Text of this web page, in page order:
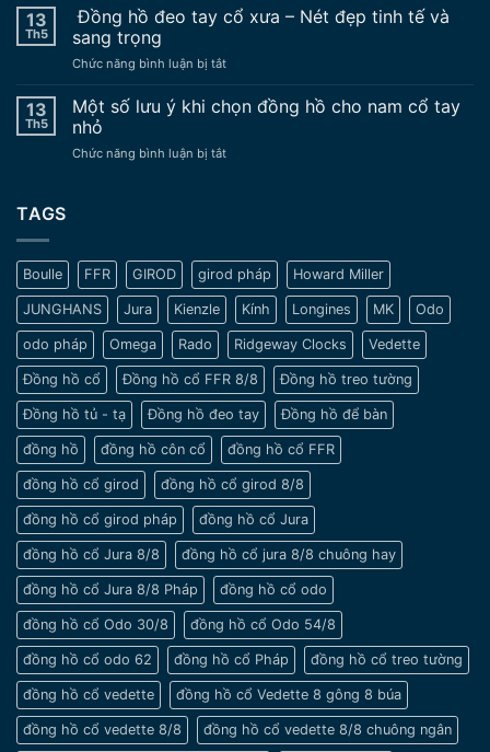
dụng
nâng
chế
hồ
Mido
tay
Vẻ
Đẹp
Tồn
13
Th5
Đồng hồ đeo tay cổ xưa – Nét đẹp tinh tế và
sang trọng
Chức năng bình luận bị tắtở
đeo
cổ
tế
và
sang
trọng
13
Th5
Một số lưu ý khi chọn đồng hồ cho nam cổ tay
nhỏ
Chức năng bình luận bị tắtở
chọn
đồng
hồ
cho
nam
cổ
tay
nhỏ
TAGS
Boulle FFR GIROD girod pháp Howard Miller
JUNGHANS Jura Kienzle Kính Longines MK Odo
odo pháp Omega Rado Ridgeway Clocks Vedette
Đồng hồ cổ Đồng hồ cổ FFR 8/8 Đồng hồ treo tường
Đồng hồ tủ - tạ Đồng hồ đeo tay Đồng hồ để bàn
đồng hồ đồng hồ côn cổ đồng hồ cổ FFR
đồng hồ cổ girod đồng hồ cổ girod 8/8
đồng hồ cổ girod pháp đồng hồ cổ Jura
đồng hồ cổ Jura 8/8 đồng hồ cổ jura 8/8 chuông hay
đồng hồ cổ Jura 8/8 Pháp đồng hồ cổ odo
đồng hồ cổ Odo 30/8 đồng hồ cổ Odo 54/8
đồng hồ cổ odo 62 đồng hồ cổ Pháp đồng hồ cổ treo tường
đồng hồ cổ vedette đồng hồ cổ Vedette 8 gông 8 búa
đồng hồ cổ vedette 8/8 đồng hồ cổ vedette 8/8 chuông ngân